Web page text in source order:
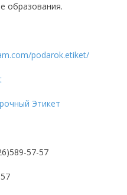
образования.
podarok.etiket/
Этикет
57-57